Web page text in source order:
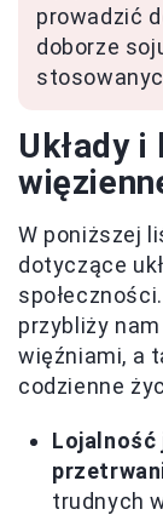
prowadzić
doborze
Układy
W poniższej
dotyczące
przybliży
więźniami, a
codzienne
Lojalność
trudnych